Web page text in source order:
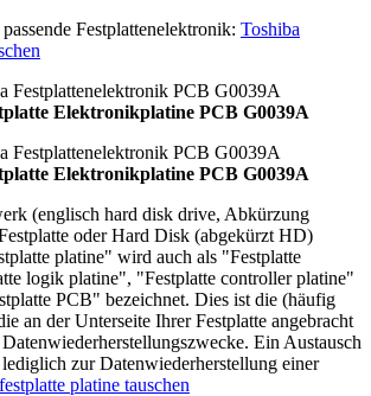
Festplattenelektronik: Toshiba
Elektronikplatine PCB G0039A
Elektronikplatine PCB G0039A
(englisch hard disk drive, Abkürzung
oder Hard Disk (abgekürzt HD)
platine" wird auch als "Festplatte
logik platine", "Festplatte controller platine"
PCB" bezeichnet. Dies ist die (häufig
an der Unterseite Ihrer Festplatte angebracht
Ein Austausch
zur Datenwiederherstellung einer
festplatte platine tauschen